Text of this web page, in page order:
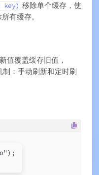
移除单个缓存，使
有缓存。
值覆盖缓存旧值，
：手动刷新和定时刷